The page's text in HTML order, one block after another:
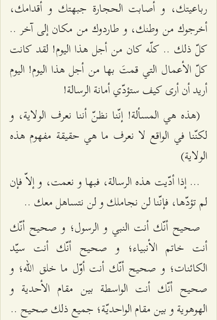
رباعيتك، و أصابت الحجارة جبهتك و أقدامك،
أخرجوك من وطنك، و طاردوك من مكان إلى آخر ..
كلّ ذلك .. كلّه كان من أجل هذا اليوم! لقد كانت
كلّ الأعمال التي قمتَ بها من أجل هذا اليوم! اليوم
أريد أن أرى كيف ستؤدّي أمانة الرسالة!
(هذه هي المسألة! إنّنا نظنّ أننا نعرف الولاية، و
لكنّنا في الواقع لا نعرف ما هي حقيقة مفهوم هذه
الولاية)
... إذا أدّيت هذه الرسالة، فبها و نعمت، و إلاّ فإن
لم تؤدّها، فإنّنا لن نجاملك و لن نتساهل معك ..
صحيح أنّك أنت النبي و الرسول؛ و صحيح أنّك
أنت خاتم الأنبياء؛ و صحيح أنّك أنت سيّد
الكائنات؛ و صحيح أنّك أنت أوّل ما خلق الله؛ و
صحيح أنّك أنت الواسطة بين مقام الأحدية و
الهوهوية و بين مقام الواحديّة؛ جميع ذلك صحيح ..